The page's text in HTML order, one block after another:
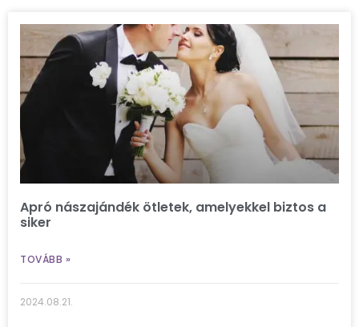
Apró nászajándék ötletek, amelyekkel biztos a
siker
TOVÁBB »
2024.08.21.